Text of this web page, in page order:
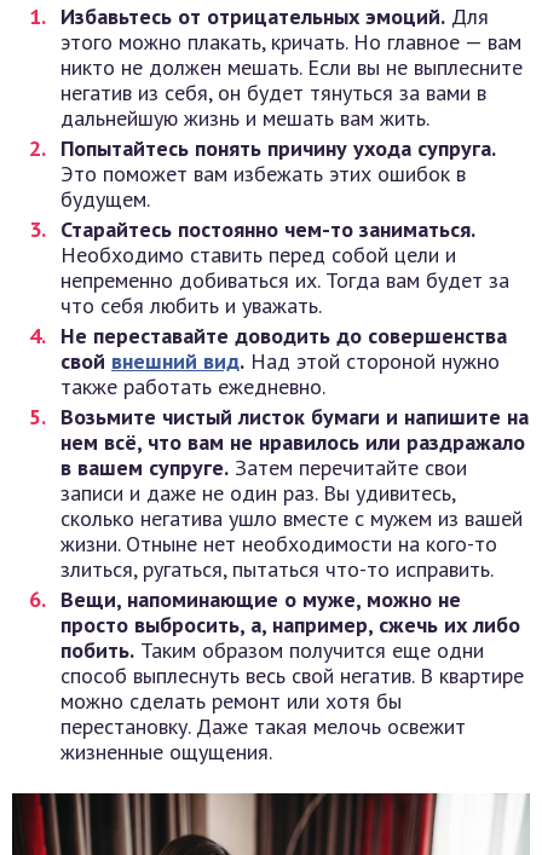
Избавьтесь от отрицательных эмоций. Для
этого можно плакать, кричать. Но главное — вам
никто не должен мешать. Если вы не выплесните
негатив из себя, он будет тянуться за вами в
дальнейшую жизнь и мешать вам жить.
Попытайтесь понять причину ухода супруга.
Это поможет вам избежать этих ошибок в
будущем.
Старайтесь постоянно чем-то заниматься.
Необходимо ставить перед собой цели и
непременно добиваться их. Тогда вам будет за
что себя любить и уважать.
Не переставайте доводить до совершенства
свой внешний вид. Над этой стороной нужно
также работать ежедневно.
Возьмите чистый листок бумаги и напишите на
нем всё, что вам не нравилось или раздражало
в вашем супруге. Затем перечитайте свои
записи и даже не один раз. Вы удивитесь,
сколько негатива ушло вместе с мужем из вашей
жизни. Отныне нет необходимости на кого-то
злиться, ругаться, пытаться что-то исправить.
Вещи, напоминающие о муже, можно не
просто выбросить, а, например, сжечь их либо
побить. Таким образом получится еще одни
способ выплеснуть весь свой негатив. В квартире
можно сделать ремонт или хотя бы
перестановку. Даже такая мелочь освежит
жизненные ощущения.